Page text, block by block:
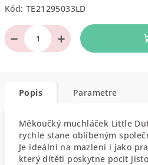
Kód: TE21295033LD
+
−
Popis Parametre
Měkoučký muchláček Little
rychle stane oblíbeným
Je ideální na mazlení i jako
který dítěti poskytne pocit